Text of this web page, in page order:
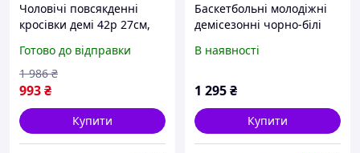
Чоловічі повсякденні
кросівки демі 42р 27см,
зимові Теплі оригінал NL-
35
Готово до відправки
993₴
1 986 ₴
Купити
Баскетбольні молодіжні
демісезонні чорно-білі
В наявності
1 295₴
Купити